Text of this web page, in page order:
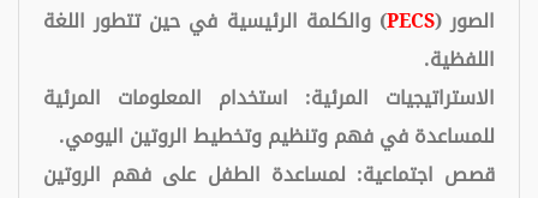
الصور (PECS) والكلمة الرئيسية في حين تتطور اللغة
اللفظية.
الاستراتيجيات المرئية: استخدام المعلومات المرئية
للمساعدة في فهم وتنظيم وتخطيط الروتين اليومي.
قصص اجتماعية: لمساعدة الطفل على فهم الروتين